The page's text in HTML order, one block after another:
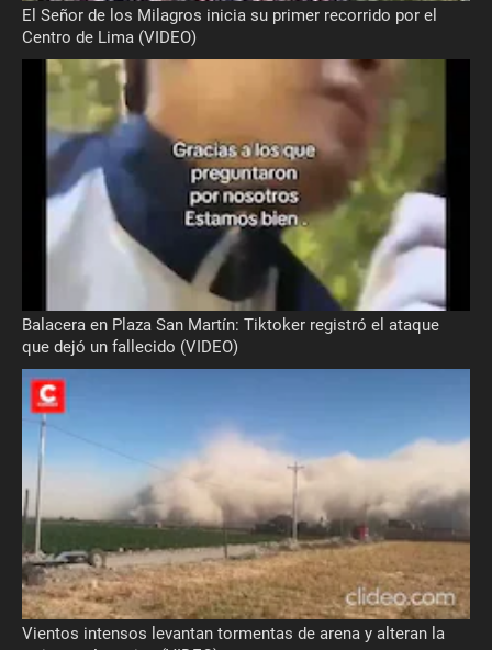
El Señor de los Milagros inicia su primer recorrido por el
Centro de Lima (VIDEO)
Balacera en Plaza San Martín: Tiktoker registró el ataque
que dejó un fallecido (VIDEO)
Vientos intensos levantan tormentas de arena y alteran la